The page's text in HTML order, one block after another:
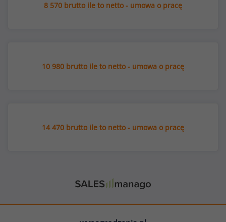
8 570 brutto ile to netto - umowa o pracę
10 980 brutto ile to netto - umowa o pracę
14 470 brutto ile to netto - umowa o pracę